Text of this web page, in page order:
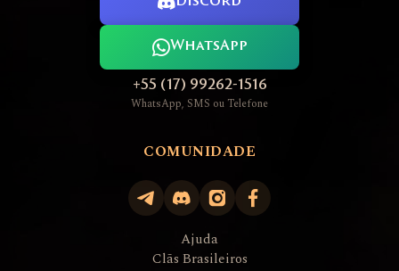
WhatsApp
+55 (17) 99262-1516
WhatsApp, SMS ou Telefone
COMUNIDADE
Ajuda
Clãs Brasileiros